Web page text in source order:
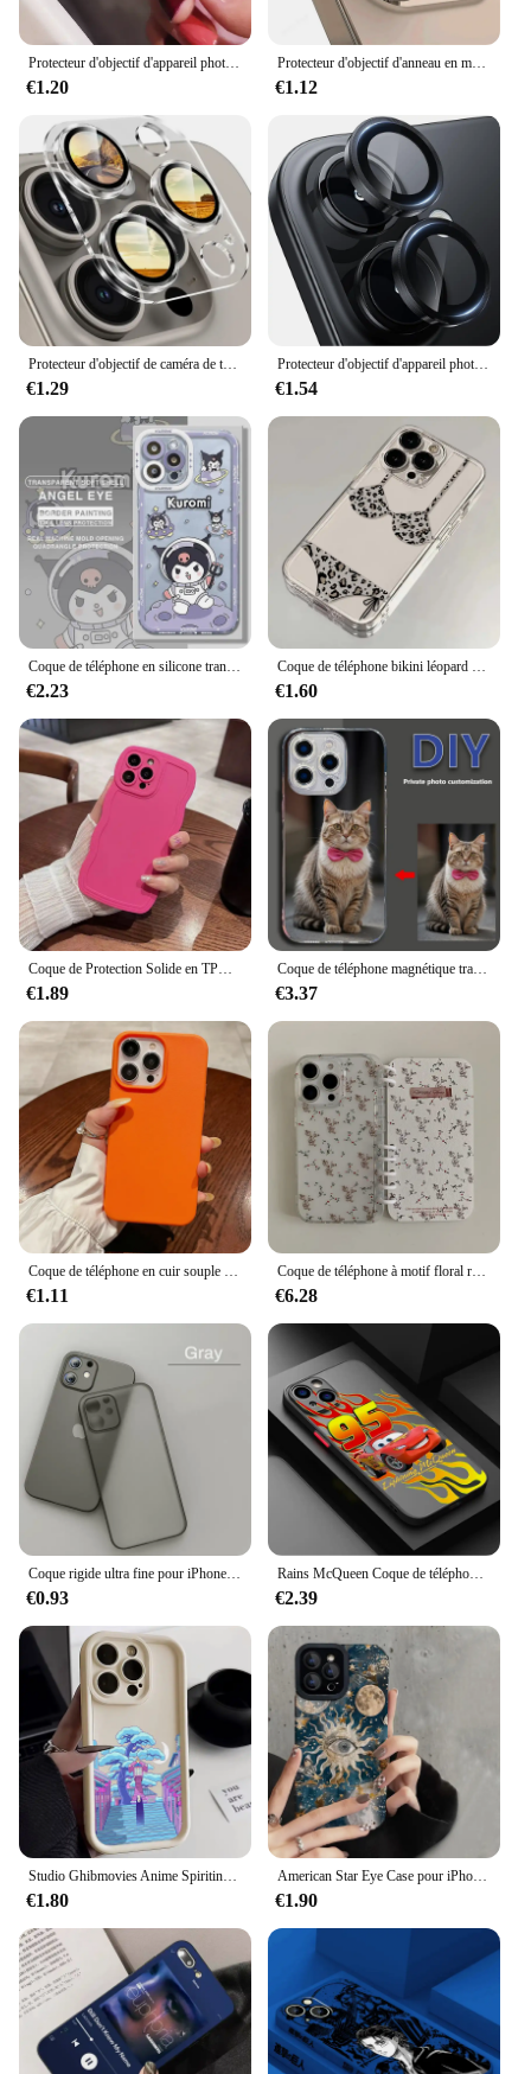
€1.20
Protecteur d'objectif d'anneau en métal pour iPhone, protecteur d'appareil photo, couverture complète, verre guatémaltèque, iPhone 11 12 13 14 15 16 Pro Max
€1.12
Protecteur d'objectif de caméra de téléphone portable, accessoires de couverture d'objectif, iPhone 16, 15, 14, 13, 11 Pro Max, 12 Mini Plus
€1.29
Protecteur d'objectif d'appareil photo en verre métallique, accessoires de film de protection pour iPhone 16 Pro Max, 15 Plus, 14, 13 Mini, 12, 11, Guatemala
€1.54
Coque de téléphone en silicone transparent pour iPhone, My Melody Namoroll, iPhone 7 8 15 Pro Poly XS Max SE 12 13 Mini 11 Pro 14 Pro Max 12 Mini 7 8 Plus
€2.23
Coque de téléphone bikini léopard drôle pour iPhone, coque transparente souple pour iPhone 15, 14, 13, 12, 11 Pro Max, X, XS Max, Poly 8, 7 Plus
€1.60
Coque de Protection Solide en TPU Souple pour iPhone, Compatible avec les Modèles 11, 12, 13, 14, 15, 16 Pro Max, 7, 8 Plus, SE 2020, 2022, X, XS Max
€1.89
Coque de téléphone magnétique transparente personnalisée, coque transparente, motif de bricolage, Magsafe, iPhone 16, 15, 14, 13, 12, 11, X, 8, 7, 6 Plus, Pro Max
€3.37
Coque de téléphone en cuir souple Litchi Lines, coque complète, silicone, mode, iPhone 15 11 14 Plus 16 Pro Max 12 13 Mini X XS Poly 7 8 SE
€1.11
Coque de téléphone à motif floral rose pour iPhone 13, 14, 15, 16 Pro Max, design de cahier de retournement de page créative, plein écran
€6.28
Coque rigide ultra fine pour iPhone, coque pour iPhone 13 14 15 Pro Max 12 Mini 11 X Poly XS Max SE 0.2 2020 7 6 8 Plus, 2022mm
€0.93
Rains McQueen Coque de téléphone pour iPhone, 13 Mini SE, Poly XS Max, 15 Pro Max, 7, 8 Plus, 16, 14 Pro, 11 Pro, 12, SE, 2020 Print 256 Cover
€2.39
Studio Ghibmovies Anime Spiriting Phone Case, Soft Cover, Silicone Case, iPhone 16, 15, 14, 13, 11 Pro Max, 12 Mini, 16 Plus
€1.80
American Star Eye Case pour iPhone, Vertical, Shockproof, Soft Protector, 14PROMAX, 12PRO, 16PROMAX, 16, 13, 7, 11PROMAX
€1.90